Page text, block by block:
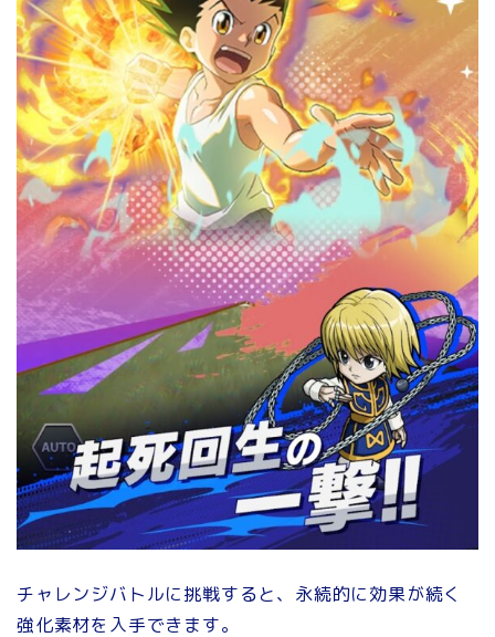
チャレンジバトルに挑戦すると、永続的に効果が続く
強化素材を入手できます。